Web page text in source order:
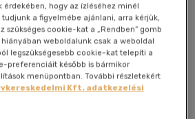
érdekében, hogy az ízléséhez minél
a figyelmébe ajánlani, arra kérjük,
szükséges cookie-kat a „Rendben” gomb
weboldalunk csak a weboldal
legszükségesebb cookie-kat telepíti a
preferenciáit később is bármikor
menüpontban. További részletekért
Kft. adatkezelési